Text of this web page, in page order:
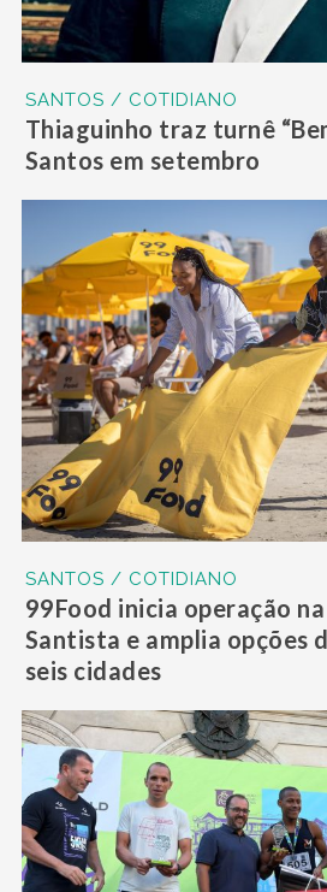
SANTOS / COTIDIANO
Thiaguinho traz turnê
Santos em setembro
SANTOS / COTIDIANO
99Food inicia operação
Santista e amplia opções
seis cidades